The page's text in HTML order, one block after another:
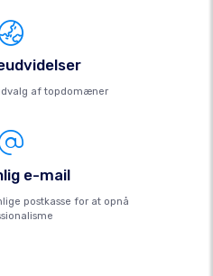
af topdomæner
e-mail
postkasse for at opnå